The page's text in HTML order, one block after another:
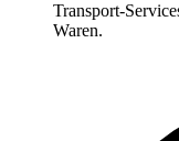
Transport-
Waren.